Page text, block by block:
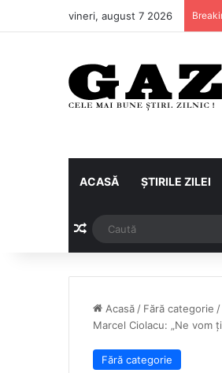
vineri, august 7 2026
ACASĂ ȘTIRILE ZILEI
Articol aleatoriu
Acasă / Fără categorie /
Marcel Ciolacu: „Ne vom
Fără categorie